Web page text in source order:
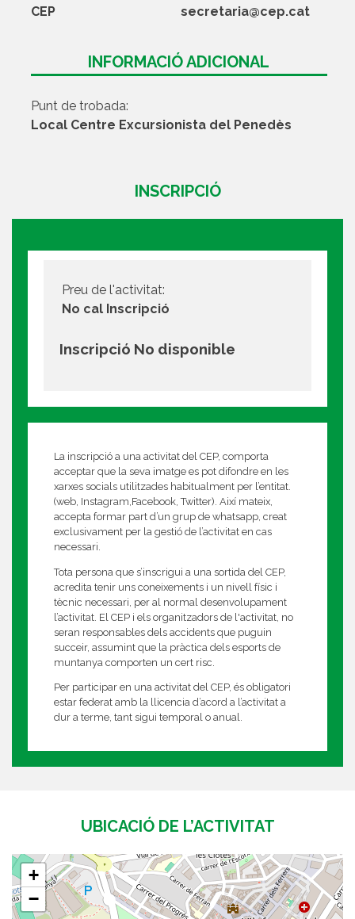
CEP secretaria@cep.cat
INFORMACIÓ ADICIONAL
Punt de trobada:
Local Centre Excursionista del Penedès
INSCRIPCIÓ
Preu de l'activitat:
No cal Inscripció
Inscripció No disponible
La inscripció a una activitat del CEP, comporta
acceptar que la seva imatge es pot difondre en les
xarxes socials utilitzades habitualment per l’entitat.
(web, Instagram,Facebook, Twitter). Així mateix,
accepta formar part d’un grup de whatsapp, creat
exclusivament per la gestió de l’activitat en cas
necessari.
Tota persona que s’inscrigui a una sortida del CEP,
acredita tenir uns coneixements i un nivell físic i
tècnic necessari, per al normal desenvolupament
l’activitat. El CEP i els organitzadors de l'activitat, no
seran responsables dels accidents que puguin
succeir, assumint que la pràctica dels esports de
muntanya comporten un cert risc.
Per participar en una activitat del CEP, és obligatori
estar federat amb la llicencia d’acord a l’activitat a
dur a terme, tant sigui temporal o anual.
UBICACIÓ DE L’ACTIVITAT
+
−